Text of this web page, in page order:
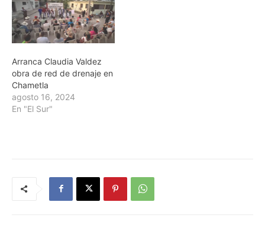
Arranca Claudia Valdez
obra de red de drenaje en
Chametla
agosto 16, 2024
En "El Sur"